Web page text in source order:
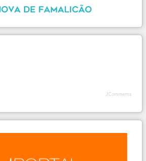
JComments